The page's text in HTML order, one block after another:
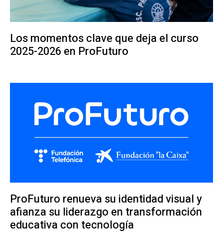
Los momentos clave que deja el curso
2025-2026 en ProFuturo
ProFuturo renueva su identidad visual y
afianza su liderazgo en transformación
educativa con tecnología